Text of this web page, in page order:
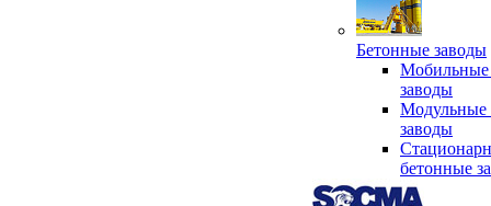
Бетонные заводы
Мобильные
заводы
Модульные
заводы
бетонные